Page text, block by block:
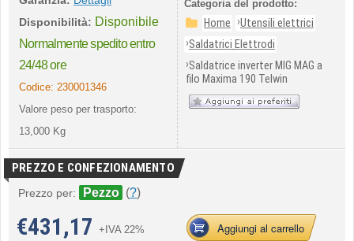
Disponibilità: Disponibile
Normalmente spedito entro
24/48 ore
Codice: 230001346
Valore peso per trasporto:
13,000 Kg
Categoria del prodotto:
Home ›Utensili elettrici
›Saldatrici Elettrodi
›Saldatrice inverter MIG MAG a
filo Maxima 190 Telwin
PREZZO E CONFEZIONAMENTO
Prezzo per: Pezzo (?)
€431,17 +IVA 22% Aggiungi al carrello